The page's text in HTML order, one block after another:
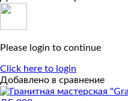
Please login to continue
Click here to login
Добавлено в сравнение